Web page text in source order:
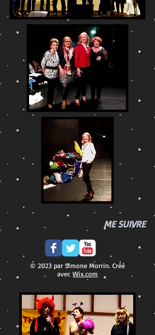
ME SUIVRE
© 2023 par Simone Morrin. Créé
avec Wix.com